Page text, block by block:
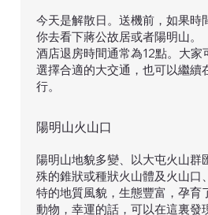
今天是解散日。送機前，如果時
你去看下蔣公故居或者陽明山。
酒店退房時間通常為12點。大家
選擇合適的大交通，也可以繼續
行。
陽明山地貌多變、以大屯火山群
殊的錐狀或種狀火山體及火山口
特的地質風貌，生態豐富，孕育
動物，幸運的話，可以在這裏發
陽明山火山口